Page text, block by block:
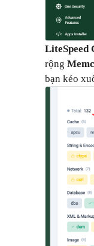
LiteSpeed
rộng
bạn kéo